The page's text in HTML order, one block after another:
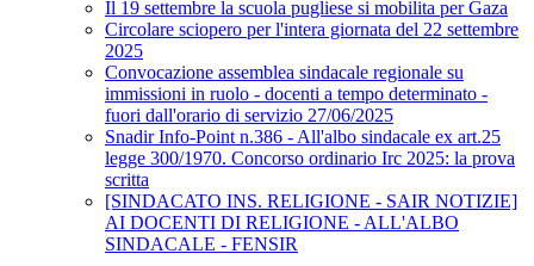
Il 19 settembre la scuola pugliese si mobilita per Gaza
Circolare sciopero per l'intera giornata del 22 settembre
2025
Convocazione assemblea sindacale regionale su
immissioni in ruolo - docenti a tempo determinato -
fuori dall'orario di servizio 27/06/2025
Snadir Info-Point n.386 - All'albo sindacale ex art.25
legge 300/1970. Concorso ordinario Irc 2025: la prova
scritta
[SINDACATO INS. RELIGIONE - SAIR NOTIZIE]
AI DOCENTI DI RELIGIONE - ALL'ALBO
SINDACALE - FENSIR